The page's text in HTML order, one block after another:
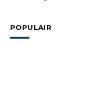
POPULAIR